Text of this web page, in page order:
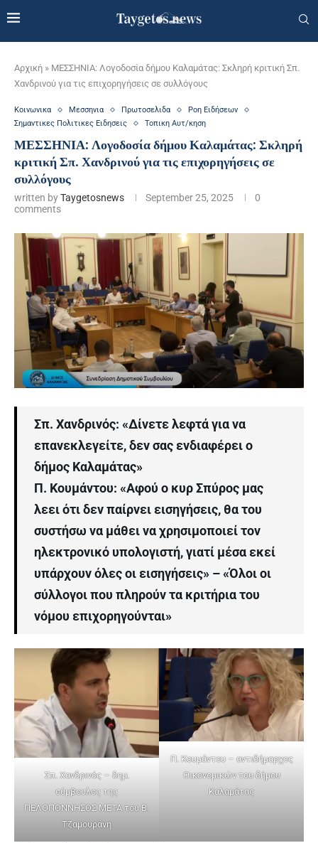
Αρχική » ΜΕΣΣΗΝΙΑ: Λογοδοσία δήμου Καλαμάτας: Σκληρή κριτική Σπ.
Χανδρινού για τις επιχορηγήσεις σε συλλόγους
Κοινωνικα Μεσσηνια Πρωτοσελιδα
Ροη Ειδήσεων
Σημαντικες Πολιτικες Ειδησεις
Τοπικη Αυτ/κηση
ΜΕΣΣΗΝΙΑ: Λογοδοσία δήμου Καλαμάτας: Σκληρή
κριτική Σπ. Χανδρινού για τις επιχορηγήσεις σε
συλλόγους
written byTaygetosnews September 25, 2025
0
comments
Σπ. Χανδρινός: «Δίνετε λεφτά για να
επανεκλεγείτε, δεν σας ενδιαφέρει ο
δήμος Καλαμάτας»
Π. Κουμάντου: «Αφού ο κυρ Σπύρος μας
λεει ότι δεν παίρνει εισηγήσεις, θα του
συστήσω να μάθει να χρησιμοποιεί τον
ηλεκτρονικό υπολογιστή, γιατί μέσα εκεί
υπάρχουν όλες οι εισηγήσεις» – «Όλοι οι
σύλλογοι που πληρούν τα κριτήρια του
νόμου επιχορηγούνται»
Σπ. Χανδρινός – δημ.
σύμβουλος της
ΠΕΛΟΠΟΝΝΗΣΟΣ ΜΕΤΑ του Β.
Τζαμουράνη
Π. Κουμάντου – αντιδήμαρχος
Οικονομικών του δήμου
Καλαμάτας